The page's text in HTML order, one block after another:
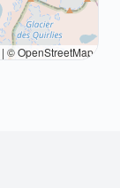
| © OpenStreetMap